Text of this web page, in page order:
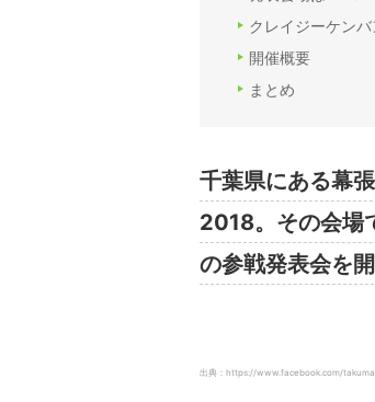
クレイジーケン
開催概要
まとめ
千葉県にある幕
2018。その会場
の参戦発表会を開
出典：https://www.facebook.com/